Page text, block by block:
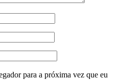
para a próxima vez que eu